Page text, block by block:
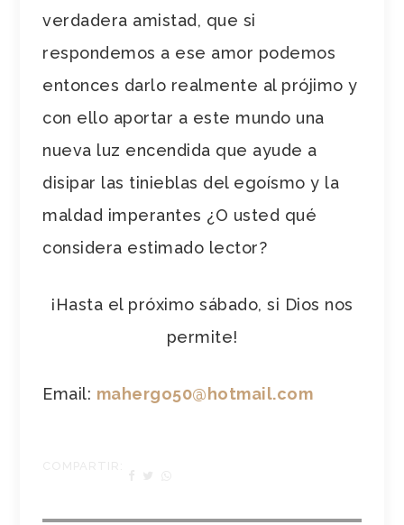
verdadera amistad, que si
respondemos a ese amor podemos
entonces darlo realmente al prójimo y
con ello aportar a este mundo una
nueva luz encendida que ayude a
disipar las tinieblas del egoísmo y la
maldad imperantes ¿O usted qué
considera estimado lector?
¡Hasta el próximo sábado, si Dios nos
permite!
Email: mahergo50@hotmail.com